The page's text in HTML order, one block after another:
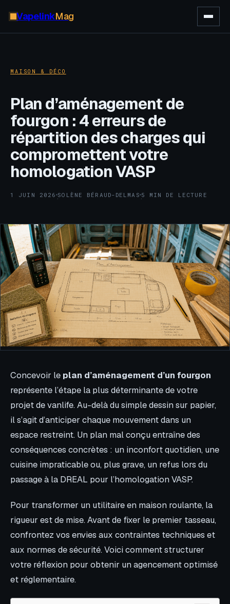
VapelinkMag
MAISON & DÉCO
Plan d’aménagement de
fourgon : 4 erreurs de
répartition des charges qui
compromettent votre
homologation VASP
1 JUIN 2026·SOLÈNE BÉRAUD-DELMAS ·
5 MIN DE LECTURE
Concevoir le plan d’aménagement d’un fourgon
représente l’étape la plus déterminante de votre
projet de vanlife. Au-delà du simple dessin sur papier,
il s’agit d’anticiper chaque mouvement dans un
espace restreint. Un plan mal conçu entraîne des
conséquences concrètes : un inconfort quotidien, une
cuisine impraticable ou, plus grave, un refus lors du
passage à la DREAL pour l’homologation VASP.
Pour transformer un utilitaire en maison roulante, la
rigueur est de mise. Avant de fixer le premier tasseau,
confrontez vos envies aux contraintes techniques et
aux normes de sécurité. Voici comment structurer
votre réflexion pour obtenir un agencement optimisé
et réglementaire.